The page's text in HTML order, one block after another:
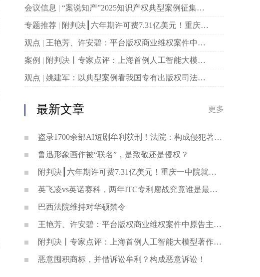
会议信息 | “案说知产”2025知识产权典型案例征集活
动等您来投！
专题推荐 | 附判决┃六年期许可费7.31亿美元！重庆一
中院就中兴诉三星案作出一审判决
观点 | 王艳芳、许安碧：平台版权商业维权案件中原
告主体资格的司法审查与规制
案例 | 附判决丨专家点评：上海首例人工智能大模型
著作权侵权案二审宣判
观点 | 姚建军：以典型案例看我国专有出版权司法保
最新文章 更多
盗录1700余部AI短剧牟利获刑！法院：构成侵犯著作
权罪
鲁迅形象画作被“联名”，是致敬还是侵权？
附判决┃六年期许可费7.31亿美元！重庆一中院就中
兴诉三星案作出一审判决
英飞凌vs英诺赛科，两年ITC专利鏖战究竟谁是最终
赢家？
巴西法院维持对华硕禁令
王艳芳、许安碧：平台版权商业维权案件中原告主体
资格的司法审查与规制
附判决丨专家点评：上海首例人工智能大模型著作权
侵权案二审宣判
恶意囤积商标，并借诉讼牟利？构成恶意诉讼！